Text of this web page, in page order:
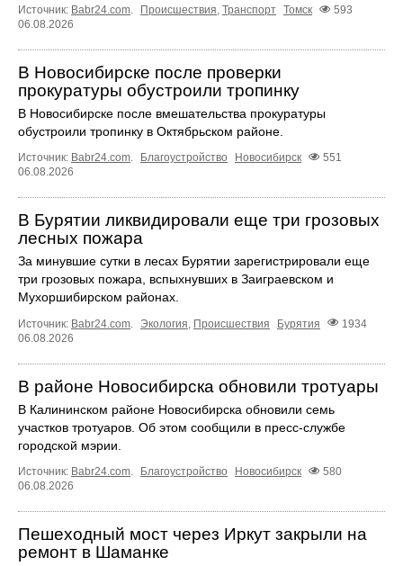
Источник: Babr24.com. Происшествия, Транспорт Томск
593
06.08.2026
В Новосибирске после проверки
прокуратуры обустроили тропинку
В Новосибирске после вмешательства прокуратуры
обустроили тропинку в Октябрьском районе.
Источник: Babr24.com. Благоустройство Новосибирск
551
06.08.2026
В Бурятии ликвидировали еще три грозовых
лесных пожара
За минувшие сутки в лесах Бурятии зарегистрировали еще
три грозовых пожара, вспыхнувших в Заиграевском и
Мухоршибирском районах.
Источник: Babr24.com Экология Происшествия Бурятия
1934
06.08.2026
В районе Новосибирска обновили тротуары
В Калининском районе Новосибирска обновили семь
участков тротуаров. Об этом сообщили в пресс-службе
городской мэрии.
Источник: Babr24.com Благоустройство Новосибирск
580
06.08.2026
Пешеходный мост через Иркут закрыли на
ремонт в Шаманке